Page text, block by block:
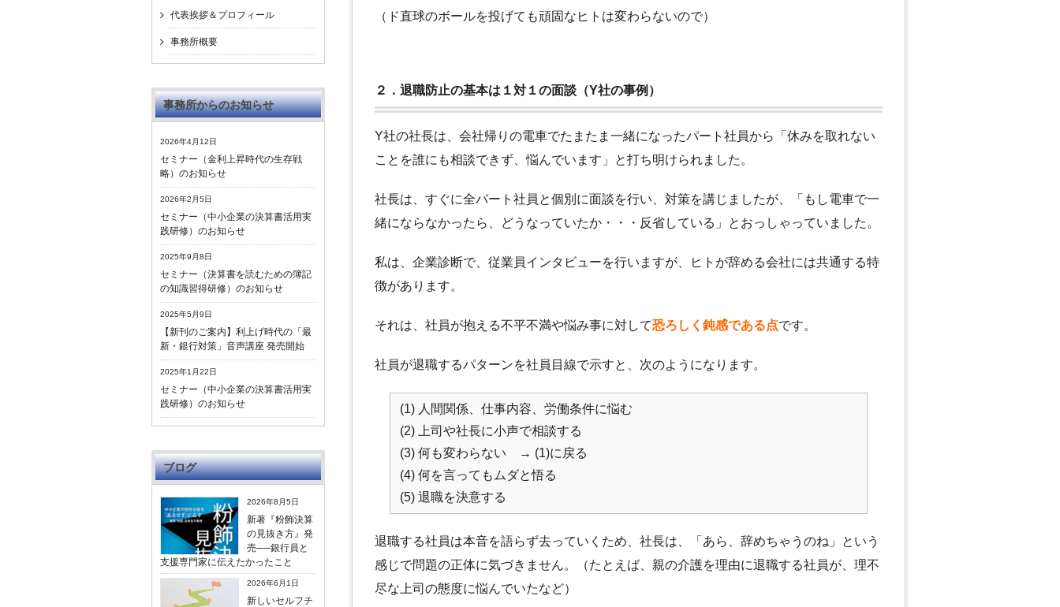
（ド直球のボールを投げても頑固なヒトは変わらないので）
２．退職防止の基本は１対１の面談（Y社の事例）
Y社の社長は、会社帰りの電車でたまたま一緒になったパート社員から「休みを取れない
ことを誰にも相談できず、悩んでいます」と打ち明けられました。
社長は、すぐに全パート社員と個別に面談を行い、対策を講じましたが、「もし電車で一
緒にならなかったら、どうなっていたか・・・反省している」とおっしゃっていました。
私は、企業診断で、従業員インタビューを行いますが、ヒトが辞める会社には共通する特
徴があります。
それは、社員が抱える不平不満や悩み事に対して恐ろしく鈍感である点です。
社員が退職するパターンを社員目線で示すと、次のようになります。
(1) 人間関係、仕事内容、労働条件に悩む
(2) 上司や社長に小声で相談する
(3) 何も変わらない → (1)に戻る
(4) 何を言ってもムダと悟る
(5) 退職を決意する
退職する社員は本音を語らず去っていくため、社長は、「あら、辞めちゃうのね」という
感じで問題の正体に気づきません。（たとえば、親の介護を理由に退職する社員が、理不
尽な上司の態度に悩んでいたなど）
代表挨拶＆プロフィール
事務所概要
事務所からのお知らせ
2026年4月12日
セミナー（金利上昇時代の生存戦
略）のお知らせ
2026年2月5日
セミナー（中小企業の決算書活用実
践研修）のお知らせ
2025年9月8日
セミナー（決算書を読むための簿記
の知識習得研修）のお知らせ
2025年5月9日
【新刊のご案内】利上げ時代の「最
新・銀行対策」音声講座 発売開始
2025年1月22日
セミナー（中小企業の決算書活用実
践研修）のお知らせ
ブログ
2026年8月5日
新著『粉飾決算
の見抜き方』発
売──銀行員と
支援専門家に伝えたかったこと
2026年6月1日
新しいセルフチ